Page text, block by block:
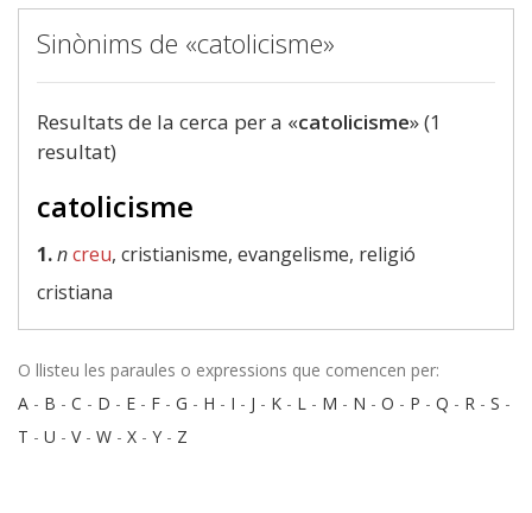
Sinònims de «catolicisme»
Resultats de la cerca per a «catolicisme» (1
resultat)
catolicisme
1.ncreu, cristianisme, evangelisme, religió
cristiana
O llisteu les paraules o expressions que comencen per:
A - B - C - D - E - F - G - H - I - J - K - L - M - N - O - P - Q - R - S -
T - U - V- W - X - Y - Z